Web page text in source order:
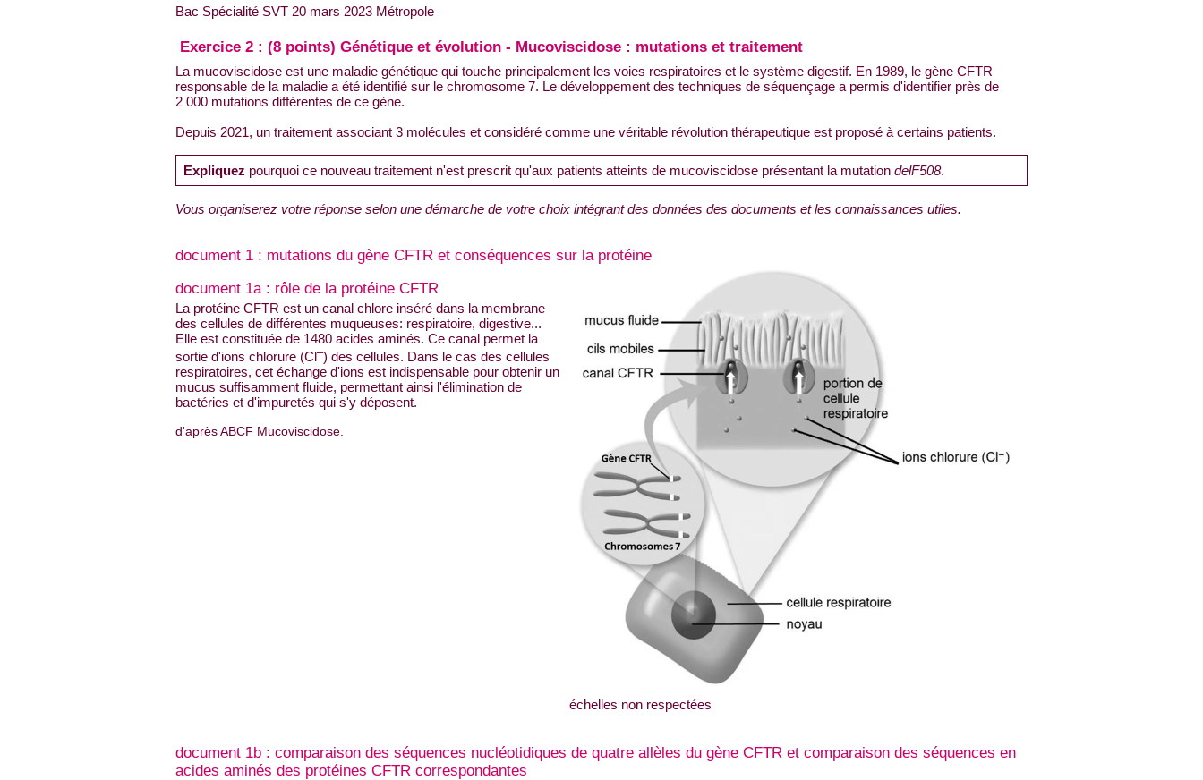
Bac Spécialité SVT 20 mars 2023 Métropole
Exercice 2 : (8 points) Génétique et évolution - Mucoviscidose : mutations et traitement
La mucoviscidose est une maladie génétique qui touche principalement les voies respiratoires et le système digestif. En 1989, le gène CFTR
responsable de la maladie a été identifié sur le chromosome 7. Le développement des techniques de séquençage a permis d'identifier près de
2 000 mutations différentes de ce gène.
Depuis 2021, un traitement associant 3 molécules et considéré comme une véritable révolution thérapeutique est proposé à certains patients.
Expliquez pourquoi ce nouveau traitement n'est prescrit qu'aux patients atteints de mucoviscidose présentant la mutation delF508.
Vous organiserez votre réponse selon une démarche de votre choix intégrant des données des documents et les connaissances utiles.
document 1 : mutations du gène CFTR et conséquences sur la protéine
échelles non respectées
document 1a : rôle de la protéine CFTR
La protéine CFTR est un canal chlore inséré dans la membrane
des cellules de différentes muqueuses: respiratoire, digestive...
Elle est constituée de 1480 acides aminés. Ce canal permet la
sortie d'ions chlorure (Cl–) des cellules. Dans le cas des cellules
respiratoires, cet échange d'ions est indispensable pour obtenir un
mucus suffisamment fluide, permettant ainsi l'élimination de
bactéries et d'impuretés qui s'y déposent.
d'après ABCF Mucoviscidose.
document 1b : comparaison des séquences nucléotidiques de quatre allèles du gène CFTR et comparaison des séquences en
acides aminés des protéines CFTR correspondantes